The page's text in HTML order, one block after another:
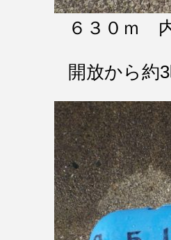
６３０ｍ
開放から約